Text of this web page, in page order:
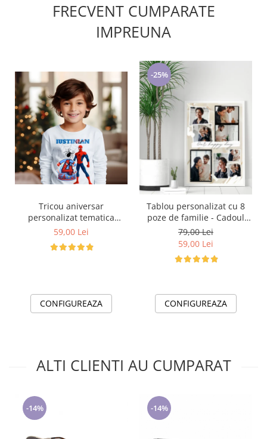
FRECVENT CUMPARATE
IMPREUNA
Tricou aniversar
personalizat tematica
Spiderman cu tort aniversar
59,00 Lei
CONFIGUREAZA
-25%
Tablou personalizat cu 8
poze de familie - Cadoul
ideal pentru familie TA4_P3
Our Happy Day
79,00 Lei
59,00 Lei
CONFIGUREAZA
ALTI CLIENTI AU CUMPARAT
-14% -14%